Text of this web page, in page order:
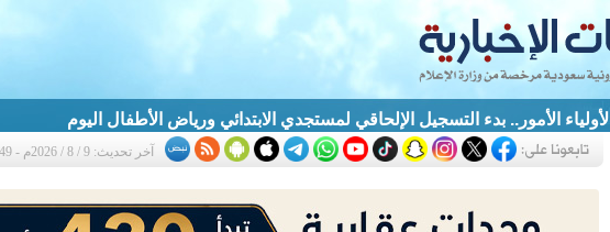
لأولياء الأمور.. بدء التسجيل الإلحاقي لمستجدي الابتدائي ورياض الأطفال اليوم
آخر تحديث: 9 / 8 / 2026م - 10:49 ص